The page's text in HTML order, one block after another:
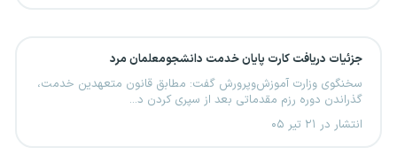
جزئیات دریافت کارت پایان خدمت دانشجومعلمان مرد
سخنگوی وزارت آموزش‌وپرورش گفت: مطابق قانون متعهدین خدمت،
گذراندن دوره رزم مقدماتی بعد از سپری کردن د...
انتشار در ۲۱ تیر ۰۵